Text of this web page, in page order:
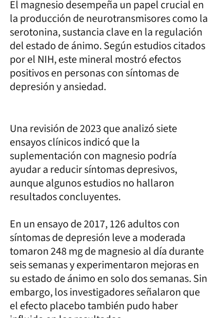
El magnesio desempeña un papel crucial en
la producción de neurotransmisores como la
serotonina, sustancia clave en la regulación
del estado de ánimo. Según estudios citados
por el NIH, este mineral mostró efectos
positivos en personas con síntomas de
depresión y ansiedad.
Una revisión de 2023 que analizó siete
ensayos clínicos indicó que la
suplementación con magnesio podría
ayudar a reducir síntomas depresivos,
aunque algunos estudios no hallaron
resultados concluyentes.
En un ensayo de 2017, 126 adultos con
síntomas de depresión leve a moderada
tomaron 248 mg de magnesio al día durante
seis semanas y experimentaron mejoras en
su estado de ánimo en solo dos semanas. Sin
embargo, los investigadores señalaron que
el efecto placebo también pudo haber